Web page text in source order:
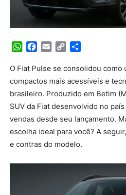
WhatsApp
Facebook
Email Copy
O Fiat Pulse se consolidou como
compactos mais acessíveis e
brasileiro. Produzido em Betim
SUV da Fiat desenvolvido no
vendas desde seu lançamento.
escolha ideal para você? A
e contras do modelo.